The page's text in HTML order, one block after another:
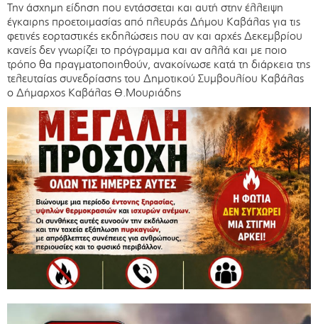
Την άσχημη είδηση που εντάσσεται και αυτή στην έλλειψη
έγκαιρης προετοιμασίας από πλευράς Δήμου Καβάλας για τις
φετινές εορταστικές εκδηλώσεις που αν και αρχές Δεκεμβρίου
κανείς δεν γνωρίζει το πρόγραμμα και αν αλλά και με ποιο
τρόπο θα πραγματοποιηθούν, ανακοίνωσε κατά τη διάρκεια της
τελευταίας συνεδρίασης του Δημοτικού Συμβουλίου Καβάλας
ο Δήμαρχος Καβάλας Θ.Μουριάδης